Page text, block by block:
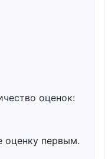
оценок:
оценку первым.